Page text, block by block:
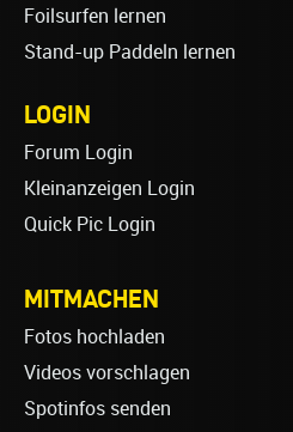
Foilsurfen lernen
Stand-up Paddeln lernen
LOGIN
Forum Login
Kleinanzeigen Login
Quick Pic Login
MITMACHEN
Fotos hochladen
Videos vorschlagen
Spotinfos senden